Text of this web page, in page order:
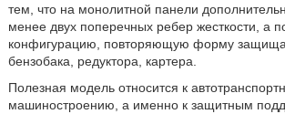
тем, что на монолитной панели
менее двух поперечных ребер жесткости, а
конфигурацию, повторяющую форму
бензобака, редуктора, картера.
Полезная модель относится к
машиностроению, а именно к защитным